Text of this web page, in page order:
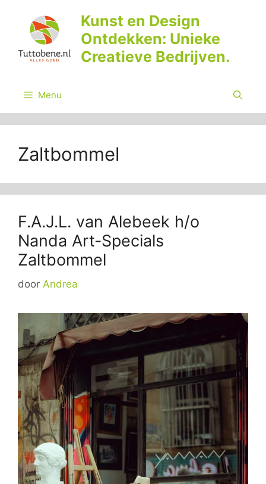
inhoud
Kunst en Design
Ontdekken: Unieke
Creatieve Bedrijven.
Menu
Zaltbommel
F.A.J.L. van Alebeek h/o
Nanda Art-Specials
Zaltbommel
door Andrea